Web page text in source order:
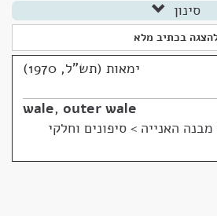
סינון
בכתיב מלא
ימאות (תש"ל, 1970)
wale, outer wale
מבנה האנייה > סיפונים וחלקי